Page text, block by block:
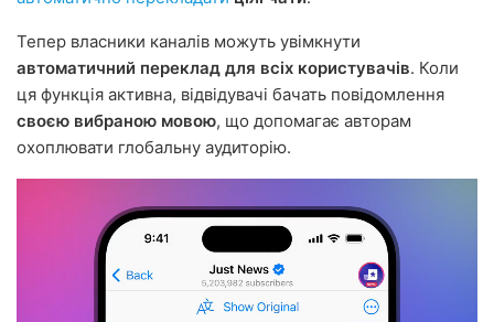
Тепер власники каналів можуть увімкнути
автоматичний переклад для всіх користувачів. Коли
ця функція активна, відвідувачі бачать повідомлення
своєю вибраною мовою, що допомагає авторам
охоплювати глобальну аудиторію.